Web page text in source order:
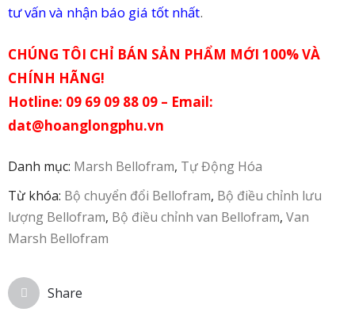
tư vấn và nhận báo giá tốt nhất.
CHÚNG TÔI CHỈ BÁN SẢN PHẨM MỚI 100% VÀ
CHÍNH HÃNG!
Hotline: 09 69 09 88 09 – Email:
dat@hoanglongphu.vn
Danh mục: Marsh Bellofram, Tự Động Hóa
Từ khóa: Bộ chuyển đổi Bellofram, Bộ điều chỉnh lưu
lượng Bellofram, Bộ điều chỉnh van Bellofram, Van
Marsh Bellofram
Share